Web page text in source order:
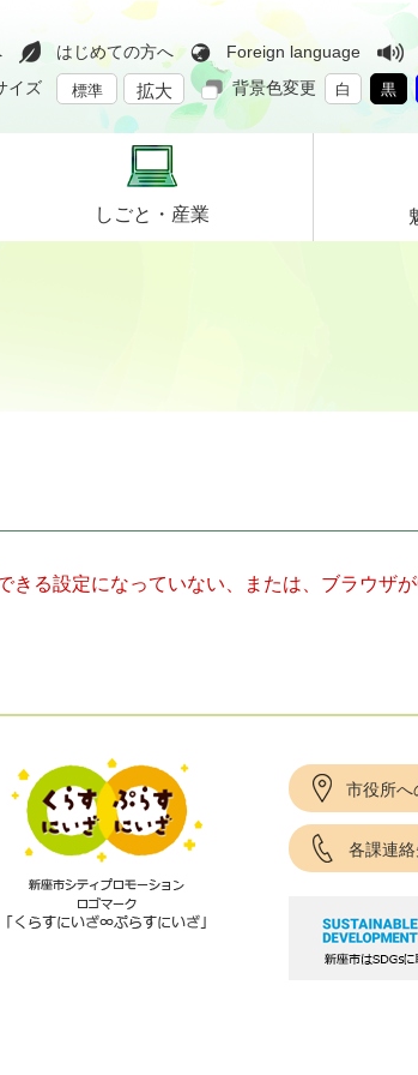
はじめての方へ Foreign language
イズ
標準 拡大 背景色変更 白 黒
しごと・ 産業
きる設定になっていない、または、ブラウザ
市役所へ
各課連